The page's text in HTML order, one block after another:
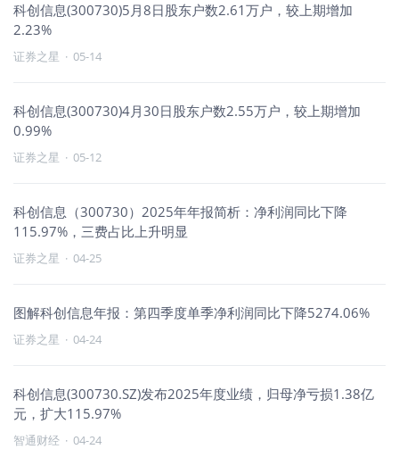
科创信息(300730)5月8日股东户数2.61万户，较上期增加
2.23%
证券之星 · 05-14
科创信息(300730)4月30日股东户数2.55万户，较上期增加
0.99%
证券之星 · 05-12
科创信息（300730）2025年年报简析：净利润同比下降
115.97%，三费占比上升明显
证券之星 · 04-25
图解科创信息年报：第四季度单季净利润同比下降5274.06%
证券之星 · 04-24
科创信息(300730.SZ)发布2025年度业绩，归母净亏损1.38亿
元，扩大115.97%
智通财经 · 04-24